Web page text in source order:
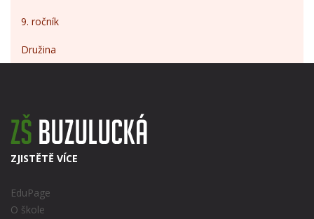
9. ročník
Družina
ZJISTĚTĚ VÍCE
EduPage
O škole